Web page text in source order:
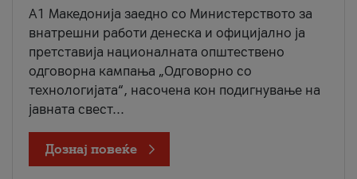
A1 Македонија заедно со Министерството за
внатрешни работи денеска и официјално ја
претставија националната општествено
одговорна кампања „Одговорно со
технологијата“, насочена кон подигнување на
јавната свест...
Дознај повеќе